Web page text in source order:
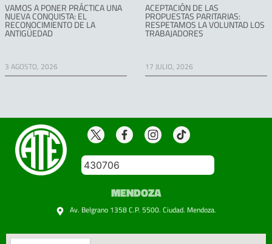
VAMOS A PONER PRÁCTICA UNA
NUEVA CONQUISTA: EL
RECONOCIMIENTO DE LA
ANTIGÜEDAD
3 AGOSTO, 2026
ACEPTACIÓN DE LAS
PROPUESTAS PARITARIAS:
RESPETAMOS LA VOLUNTAD LOS
TRABAJADORES
17 JULIO, 2026
430706
MENDOZA
Av. Belgrano 1358 C.P. 5500. Ciudad. Mendoza.